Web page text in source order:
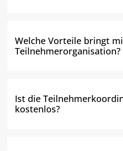
Welche Vorteile bringt
Teilnehmerorganisation?
Ist die
kostenlos?